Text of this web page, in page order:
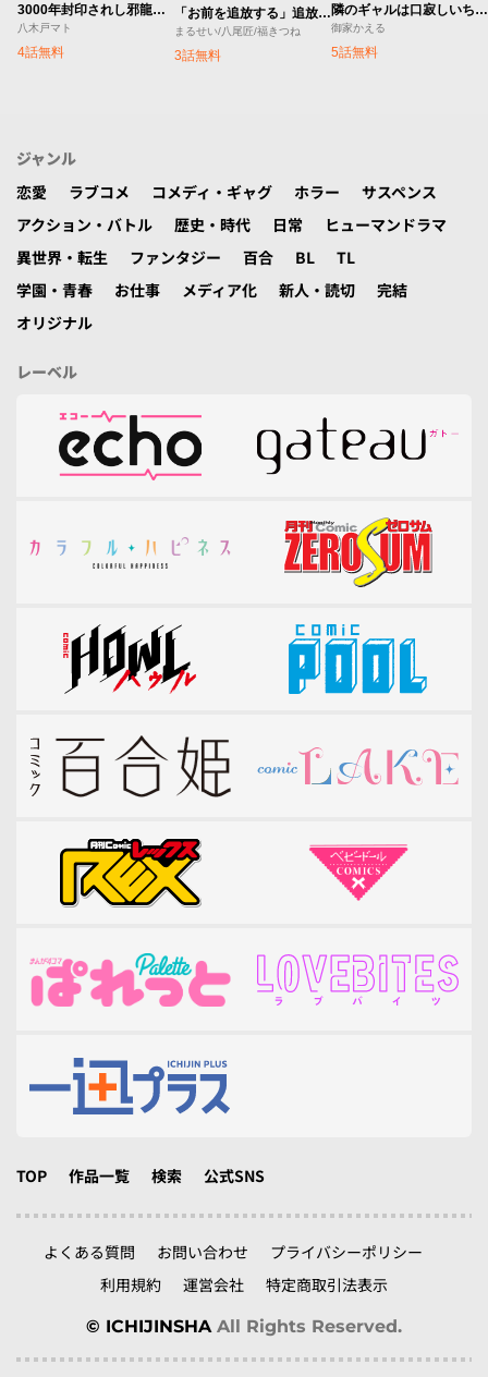
3000年封印されし邪龍ちゃんと友達になりました
八木戸マト
4話無料
「お前を追放する」追放されたのは俺ではなく無口な魔法少女でした
まるせい/八尾匠/福きつね
3話無料
隣のギャルは口寂しいちゃん
御家かえる
5話無料
ジャンル
恋愛
ラブコメ コメディ・ギャグ ホラー
サスペンス
アクション・バトル
歴史・時代 日常
ヒューマンドラマ
異世界・転生
ファンタジー 百合 BL
TL
学園・青春
お仕事 メディア化 新人・読切
完結
オリジナル
レーベル
TOP 作品一覧 検索 公式SNS
よくある質問 お問い合わせ
プライバシーポリシー
利用規約
運営会社 特定商取引法表示
© ICHIJINSHA All Rights Reserved.